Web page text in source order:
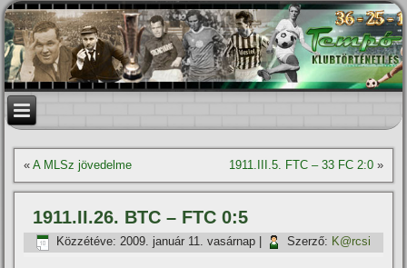
«A MLSz jövedelme 1911.III.5. FTC – 33 FC 2:0»
1911.II.26. BTC – FTC 0:5
Közzétéve: 2009. január 11. vasárnap Szerző: K@rcsi